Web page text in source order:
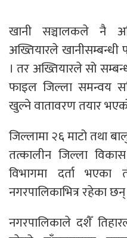
खानी सञ्चालकले नै
अख्तियारले खानीसम्बन्धी
। तर अख्तियारले सो
फाइल जिल्ला समन्वय
खुल्ने वातावरण तयार
जिल्लामा २६ माटो तथा
तत्कालीन जिल्ला
विभागमा दर्ता भएका
नगरपालिकाभित्र रहेका छन्
नगरपालिकाले दशैँ